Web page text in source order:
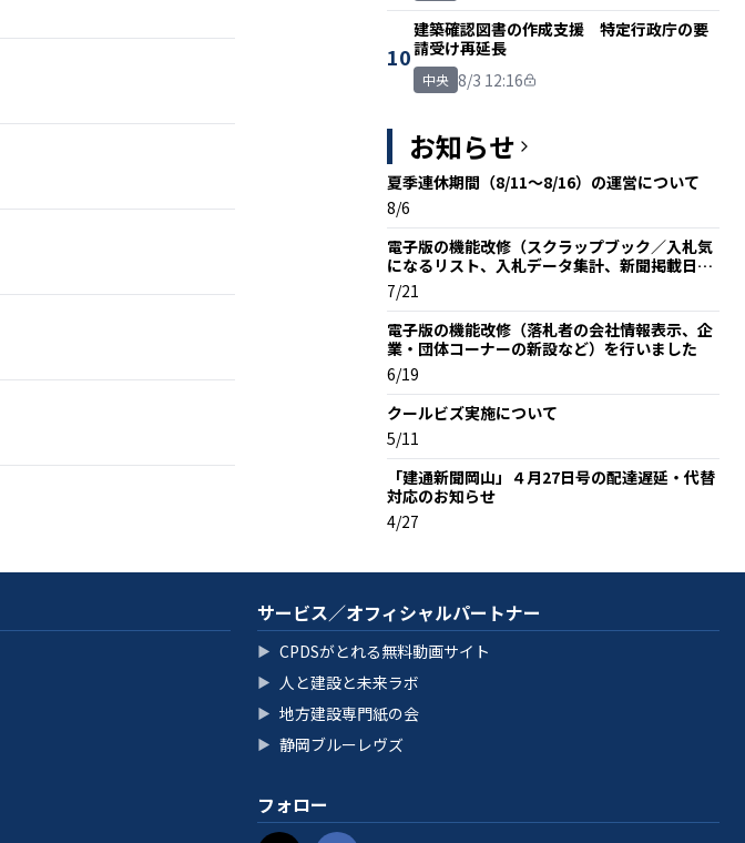
10
建築確認図書の作成支援 特定行政庁の要
請受け再延長
中央 8/3 12:16
お知らせ
夏季連休期間（8/11～8/16）の運営について
8/6
電子版の機能改修（スクラップブック／入札気
になるリスト、入札データ集計、新聞掲載日な
ど）を行いました
7/21
電子版の機能改修（落札者の会社情報表示、企
業・団体コーナーの新設など）を行いました
6/19
クールビズ実施について
5/11
「建通新聞岡山」４月27日号の配達遅延・代替
対応のお知らせ
4/27
サービス／オフィシャルパートナー
▶ CPDSがとれる無料動画サイト
▶ 人と建設と未来ラボ
▶ 地方建設専門紙の会
▶ 静岡ブルーレヴズ
フォロー